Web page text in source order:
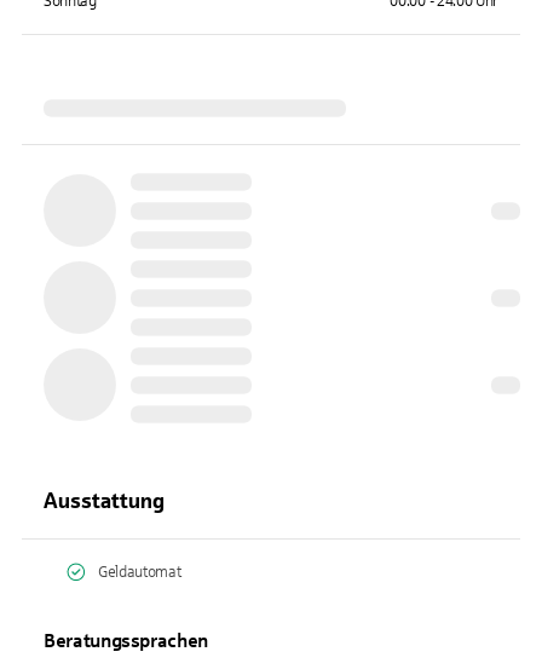
Ausstattung
Geldautomat
Beratungssprachen